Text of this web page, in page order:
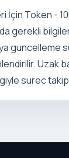
İçin Token -
gerekli
guncelleme
Uzak
surec takip